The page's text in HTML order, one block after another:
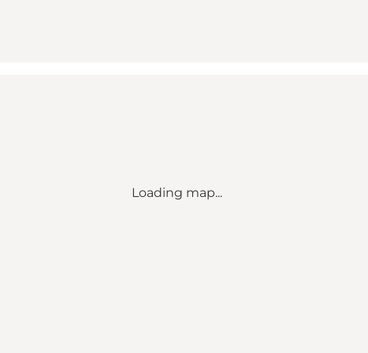
Loading map...